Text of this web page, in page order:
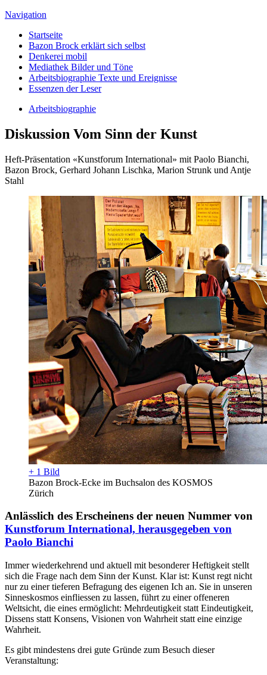
Navigation
Startseite
Bazon Brock erklärt sich selbst
Denkerei mobil
Mediathek Bilder und Töne
Arbeitsbiographie Texte und Ereignisse
Essenzen der Leser
Arbeitsbiographie
Diskussion Vom Sinn der Kunst
Heft-Präsentation «Kunstforum International» mit Paolo Bianchi,
Bazon Brock, Gerhard Johann Lischka, Marion Strunk und Antje
Stahl
+ 1 Bild
Bazon Brock-Ecke im Buchsalon des KOSMOS
Zürich
Anlässlich des Erscheinens der neuen Nummer von
Kunstforum International, herausgegeben von
Paolo Bianchi
Immer wiederkehrend und aktuell mit besonderer Heftigkeit stellt
sich die Frage nach dem Sinn der Kunst. Klar ist: Kunst regt nicht
nur zu einer tieferen Befragung des eigenen Ich an. Sie in unseren
Sinneskosmos einfliessen zu lassen, führt zu einer offeneren
Weltsicht, die eines ermöglicht: Mehrdeutigkeit statt Eindeutigkeit,
Dissens statt Konsens, Visionen von Wahrheit statt eine einzige
Wahrheit.
Es gibt mindestens drei gute Gründe zum Besuch dieser
Veranstaltung: